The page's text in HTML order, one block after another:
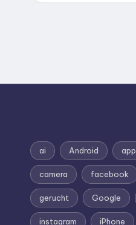
ai Android app
camera facebook
gerucht Google
instagram iPhone